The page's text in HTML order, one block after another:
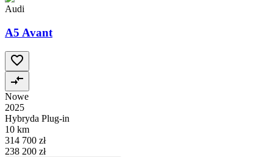
Audi
A5 Avant
Nowe
2025
Hybryda Plug-in
10 km
314 700 zł
238 200 zł